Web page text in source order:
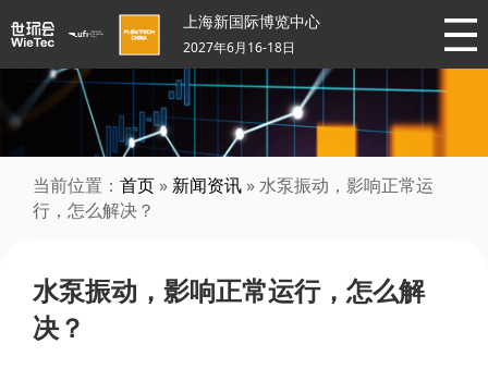
上海新国际博览中心
2027年6月16-18日
当前位置： 首页 » 新闻资讯 » 水泵振动，影响正常运
行，怎么解决？
水泵振动，影响正常运行，怎么解
决？